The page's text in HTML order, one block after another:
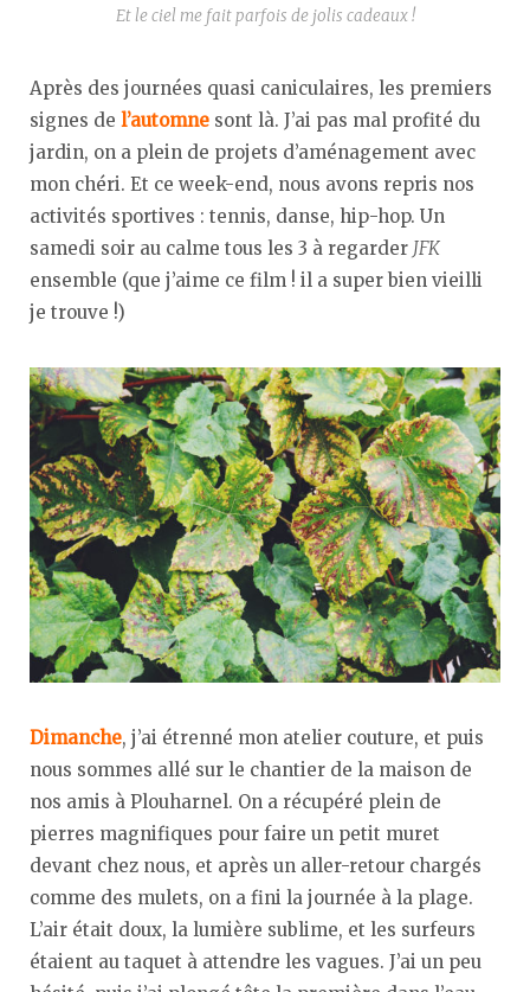
Et le ciel me fait parfois de jolis cadeaux !
Après des journées quasi caniculaires, les premiers
signes de l’automne sont là. J’ai pas mal profité du
jardin, on a plein de projets d’aménagement avec
mon chéri. Et ce week-end, nous avons repris nos
activités sportives : tennis, danse, hip-hop. Un
samedi soir au calme tous les 3 à regarder JFK
ensemble (que j’aime ce film ! il a super bien vieilli
je trouve !)
Dimanche, j’ai étrenné mon atelier couture, et puis
nous sommes allé sur le chantier de la maison de
nos amis à Plouharnel. On a récupéré plein de
pierres magnifiques pour faire un petit muret
devant chez nous, et après un aller-retour chargés
comme des mulets, on a fini la journée à la plage.
L’air était doux, la lumière sublime, et les surfeurs
étaient au taquet à attendre les vagues. J’ai un peu